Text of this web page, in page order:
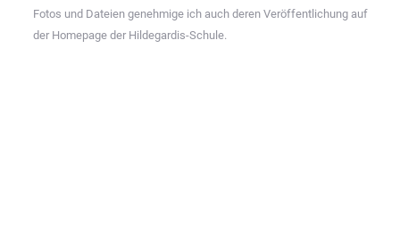
Fotos und Dateien genehmige ich auch deren Veröffentlichung auf
der Homepage der Hildegardis-Schule.